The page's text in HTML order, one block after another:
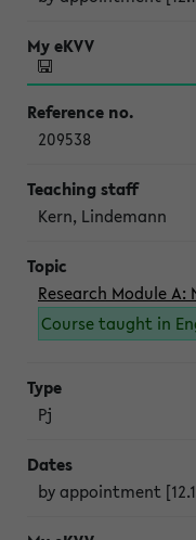
209538
Kern, Lindemann
Research Module
Course taught in
Pj
by appointment